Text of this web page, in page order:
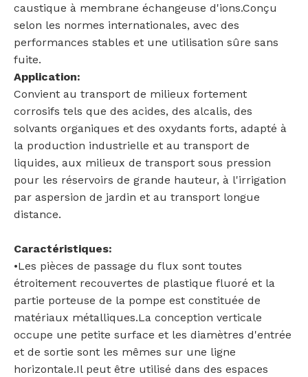
caustique à membrane échangeuse d'ions.Conçu
selon les normes internationales, avec des
performances stables et une utilisation sûre sans
fuite.
Application:
Convient au transport de milieux fortement
corrosifs tels que des acides, des alcalis, des
solvants organiques et des oxydants forts, adapté à
la production industrielle et au transport de
liquides, aux milieux de transport sous pression
pour les réservoirs de grande hauteur, à l'irrigation
par aspersion de jardin et au transport longue
distance.
Caractéristiques:
•Les pièces de passage du flux sont toutes
étroitement recouvertes de plastique fluoré et la
partie porteuse de la pompe est constituée de
matériaux métalliques.La conception verticale
occupe une petite surface et les diamètres d'entrée
et de sortie sont les mêmes sur une ligne
horizontale.Il peut être utilisé dans des espaces